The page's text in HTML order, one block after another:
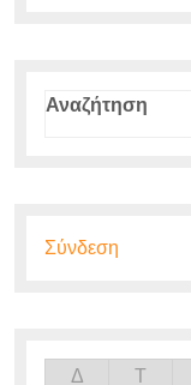
Αναζήτηση
Σύνδεση
Δ Τ